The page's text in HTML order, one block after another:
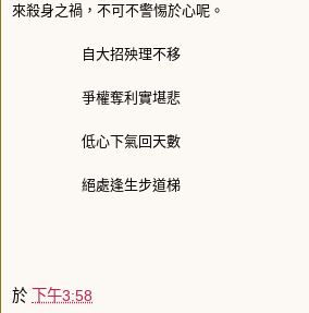
來殺身之禍，不可不警惕於心呢。
自大招殃理不移
爭權奪利實堪悲
低心下氣回天數
絕處逢生步道梯
於 下午3:58